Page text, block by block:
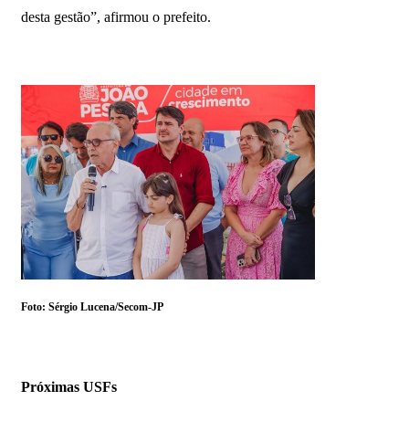
desta gestão”, afirmou o prefeito.
Foto: Sérgio Lucena/Secom-JP
Próximas USFs